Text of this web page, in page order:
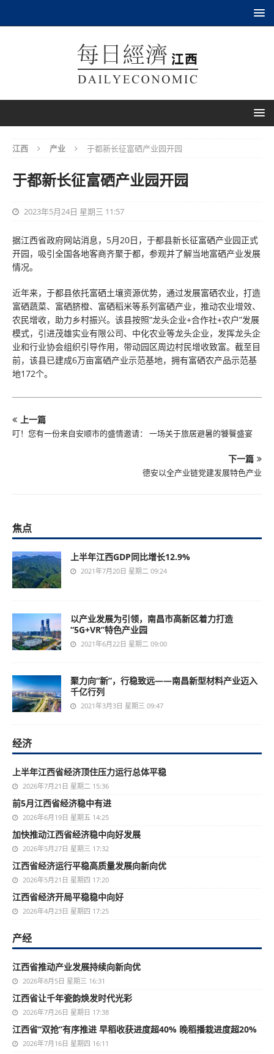
江西 产业 于都新长征富硒产业园开园
于都新长征富硒产业园开园
2023年5月24日 星期三 11:57
据江西省政府网站消息，5月20日，于都县新长征富硒产业园正式
开园，吸引全国各地客商齐聚于都，参观并了解当地富硒产业发展
情况。
近年来，于都县依托富硒土壤资源优势，通过发展富硒农业，打造
富硒蔬菜、富硒脐橙、富硒稻米等系列富硒产业，推动农业增效、
农民增收，助力乡村振兴。该县按照“龙头企业+合作社+农户”发展
模式，引进茂雄实业有限公司、中化农业等龙头企业，发挥龙头企
业和行业协会组织引导作用，带动园区周边村民增收致富。截至目
前，该县已建成6万亩富硒产业示范基地，拥有富硒农产品示范基
地172个。
上一篇
叮！您有一份来自安顺市的盛情邀请： 一场关于旅居避暑的饕餮盛宴
下一篇
德安以全产业链党建发展特色产业
焦点
上半年江西GDP同比增长12.9%
2021年7月20日 星期二 09:24
以产业发展为引领，南昌市高新区着力打造
“5G+VR”特色产业园
2021年6月22日 星期二 09:00
聚力向“新”，行稳致远——南昌新型材料产业迈入
千亿行列
2021年3月3日 星期三 09:47
经济
上半年江西省经济顶住压力运行总体平稳
2026年7月21日 星期二 15:36
前5月江西省经济稳中有进
2026年6月19日 星期五 14:25
加快推动江西省经济稳中向好发展
2026年5月27日 星期三 17:32
江西省经济运行平稳高质量发展向新向优
2026年5月21日 星期四 17:20
江西省经济开局平稳稳中向好
2026年4月23日 星期四 17:25
产经
江西省推动产业发展持续向新向优
2026年8月5日 星期三 16:31
江西省让千年瓷韵焕发时代光彩
2026年7月26日 星期日 17:38
江西省“双抢”有序推进 早稻收获进度超40% 晚稻播栽进度超20%
2026年7月16日 星期四 16:11